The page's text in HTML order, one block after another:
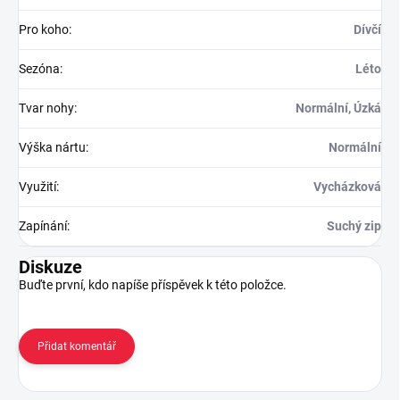
Pro koho: Dívčí
Sezóna: Léto
Tvar nohy: Normální, Úzká
Výška nártu: Normální
Využití: Vycházková
Zapínání: Suchý zip
Diskuze
Buďte první, kdo napíše příspěvek k této položce.
Přidat komentář